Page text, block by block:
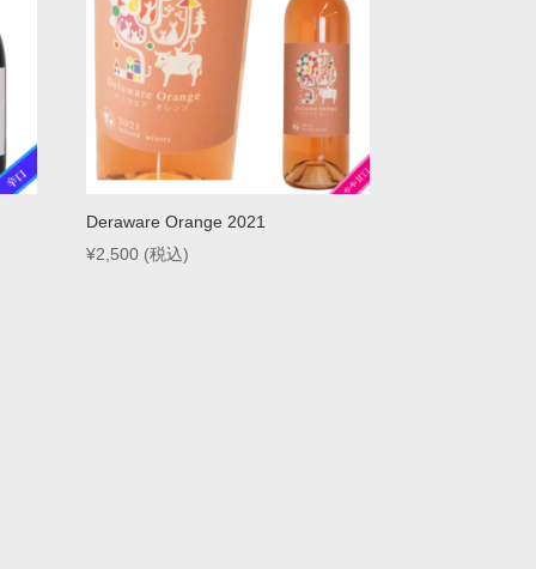
Deraware Orange 2021
¥2,500 (税込)